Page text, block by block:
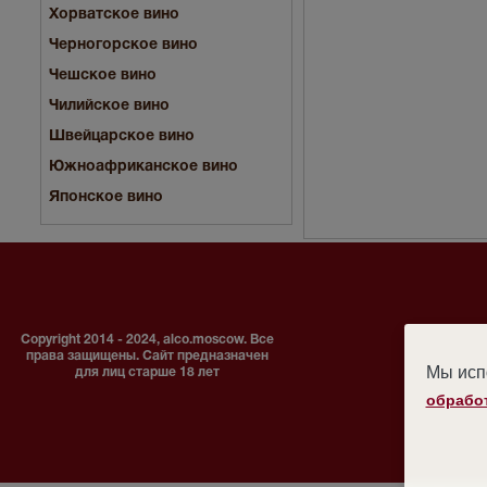
Хорватское вино
Черногорское вино
Чешское вино
Чилийское вино
Швейцарское вино
Южноафриканское вино
Японское вино
Copyright 2014 - 2024, alco.moscow. Все
права защищены. Сайт предназначен
для лиц старше 18 лет
Мы